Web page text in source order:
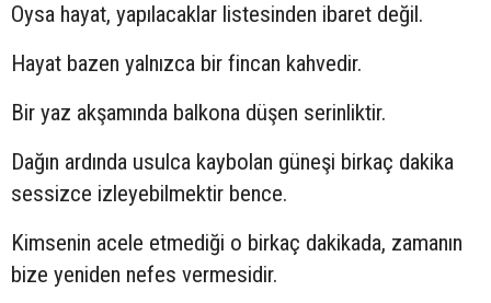
Oysa hayat, yapılacaklar listesinden ibaret değil.
Hayat bazen yalnızca bir fincan kahvedir.
Bir yaz akşamında balkona düşen serinliktir.
Dağın ardında usulca kaybolan güneşi birkaç dakika
sessizce izleyebilmektir bence.
Kimsenin acele etmediği o birkaç dakikada, zamanın
bize yeniden nefes vermesidir.